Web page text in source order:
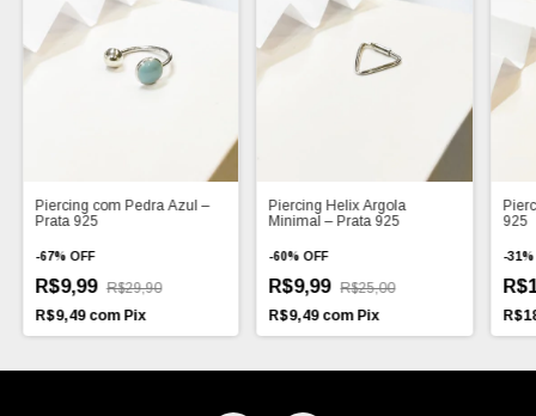
Piercing com Pedra Azul –
Prata 925
-67% OFF
R$9,99 R$29,90
R$9,49 com Pix
Piercing Helix Argola
Minimal – Prata 925
-60%OFF
R$9,99 R$25,00
R$9,49 com Pix
925
-31